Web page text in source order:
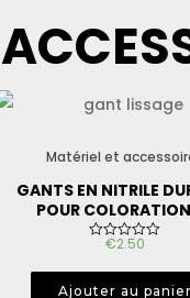
Matériel et
GANTS EN NITRILE
POUR
LISSAGE
t
e
€2.50
Ajouter au panier